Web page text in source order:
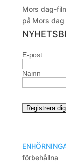
Mors dag-
på Mors dag
E-post
Namn
förbehållna